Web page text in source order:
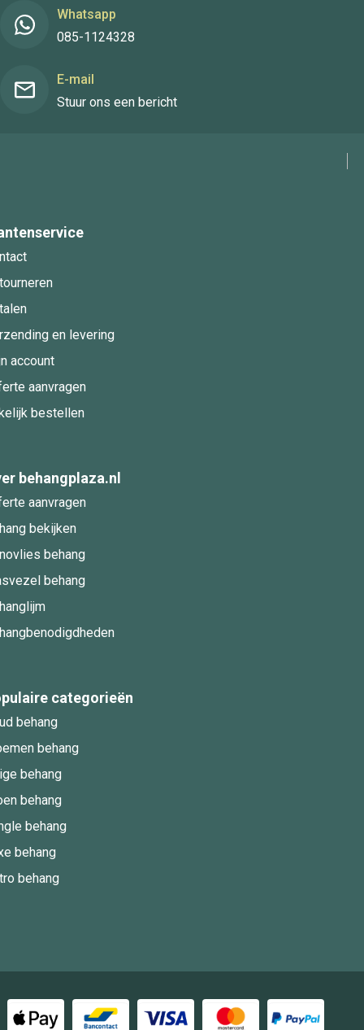
Whatsapp
085-1124328
E-mail
Stuur ons een bericht
en levering
account
aanvragen
bestellen
behangplaza.nl
aanvragen
bekijken
behang
behang
categorieën
behang
behang
behang
behang
behang
behang
behang